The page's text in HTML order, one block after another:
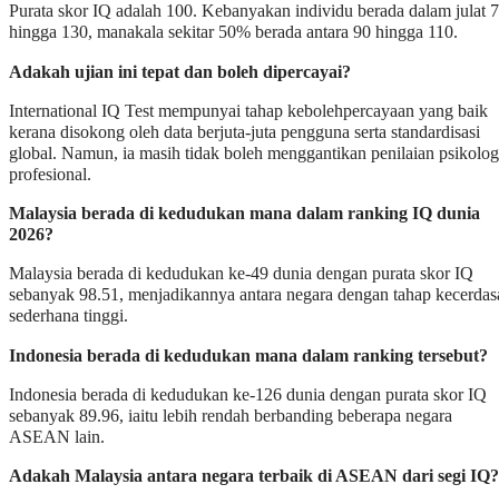
Purata skor IQ adalah 100. Kebanyakan individu berada dalam julat
hingga 130, manakala sekitar 50% berada antara 90 hingga 110.
Adakah ujian ini tepat dan boleh dipercayai?
International IQ Test mempunyai tahap kebolehpercayaan yang baik
kerana disokong oleh data berjuta-juta pengguna serta standardisasi
global. Namun, ia masih tidak boleh menggantikan penilaian
profesional.
Malaysia berada di kedudukan mana dalam ranking IQ dunia
2026?
Malaysia berada di kedudukan ke-49 dunia dengan purata skor IQ
sebanyak 98.51, menjadikannya antara negara dengan tahap
sederhana tinggi.
Indonesia berada di kedudukan mana dalam ranking tersebut?
Indonesia berada di kedudukan ke-126 dunia dengan purata skor IQ
sebanyak 89.96, iaitu lebih rendah berbanding beberapa negara
ASEAN lain.
Adakah Malaysia antara negara terbaik di ASEAN dari segi IQ?